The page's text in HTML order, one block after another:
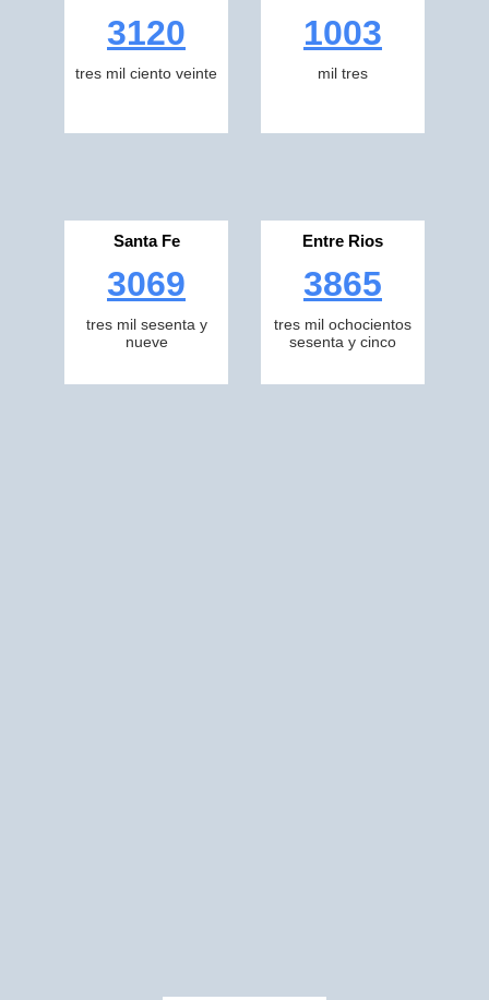
3120
tres mil ciento veinte
1003
mil tres
Santa Fe
3069
tres mil sesenta y
nueve
Entre Rios
3865
tres mil ochocientos
sesenta y cinco